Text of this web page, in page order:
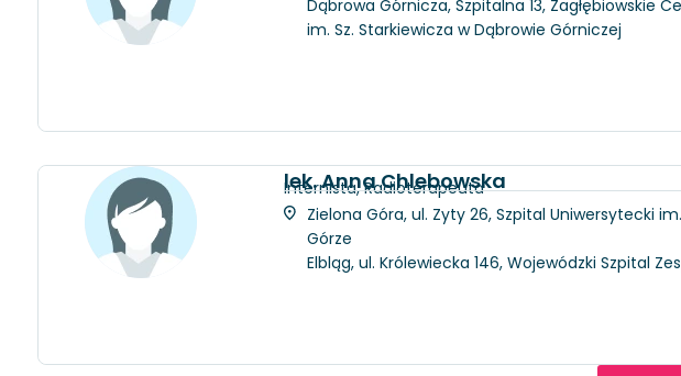
Dąbrowa Górnicza, Szpitalna 13, Zagłębiowskie
im. Sz. Starkiewicza w Dąbrowie Górniczej
lek. Anna Chlebowska
Internista, Radioterapeuta
Zielona Góra, ul. Zyty 26, Szpital Uniwersytecki
Górze
Elbląg, ul. Królewiecka 146, Wojewódzki Szpital